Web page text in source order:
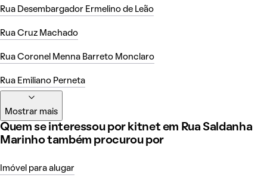
Rua Desembargador Ermelino de Leão
Rua Cruz Machado
Rua Coronel Menna Barreto Monclaro
Rua Emiliano Perneta
Mostrar mais
Quem se interessou por kitnet em Rua Saldanha
Marinho também procurou por
Imóvel para alugar